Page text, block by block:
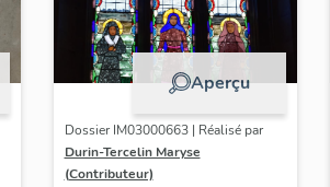
Aperçu
Dossier IM03000663 | Réalisé par
Durin-Tercelin Maryse
(Contributeur)